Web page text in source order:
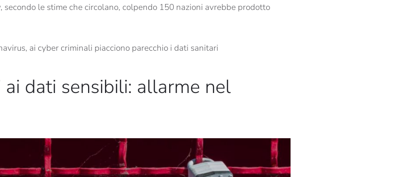
secondo le stime che circolano, colpendo 150 nazioni avrebbe prodotto
ai cyber criminali piacciono parecchio i dati sanitari
dati sensibili: allarme nel